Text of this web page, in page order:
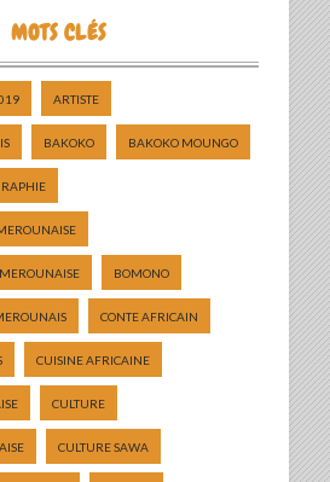
MOTS CLÉS
ARTISTE
BAKOKO BAKOKO MOUNGO
BOMONO
CONTE AFRICAIN
CUISINE AFRICAINE
CULTURE
CULTURE SAWA